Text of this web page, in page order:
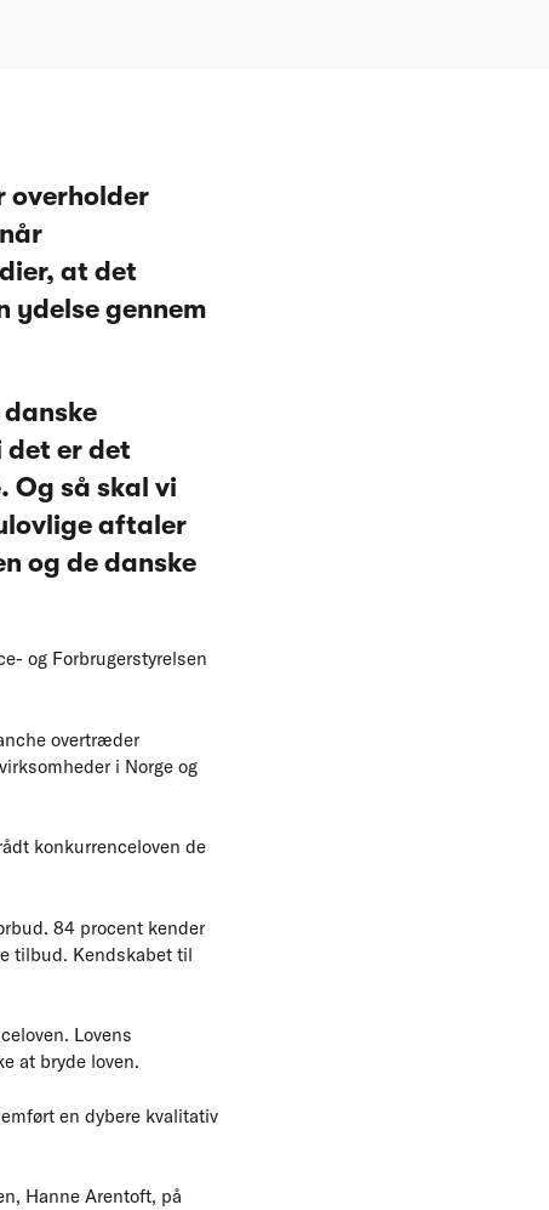
overholder
at det
ydelse gennem
det er det
Og så skal vi
aftaler
og de danske
og Forbrugerstyrelsen
overtræder
i Norge og
konkurrenceloven de
84 procent kender
tilbud. Kendskabet til
Lovens
at bryde loven.
en dybere kvalitativ
Hanne Arentoft, på